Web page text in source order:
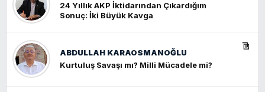
24 Yıllık AKP İktidarından Çıkardığım
Sonuç: İki Büyük Kavga
ABDULLAH KARAOSMANOĞLU
Kurtuluş Savaşı mı? Milli Mücadele mi?